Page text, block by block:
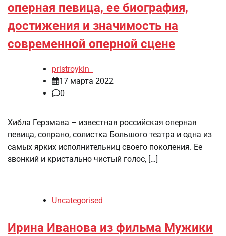
оперная певица, ее биография,
достижения и значимость на
современной оперной сцене
pristroykin_
17 марта 2022
0
Хибла Герзмава – известная российская оперная
певица, сопрано, солистка Большого театра и одна из
самых ярких исполнительниц своего поколения. Ее
звонкий и кристально чистый голос, […]
Uncategorised
Ирина Иванова из фильма Мужики